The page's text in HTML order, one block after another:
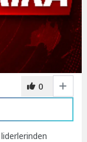
0